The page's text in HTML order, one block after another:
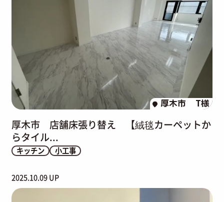
厚木市 T様
厚木市 店舗床張り替え 【絨毯カーペットか
らタイル...
キッチン 小工事
2025.10.09 UP